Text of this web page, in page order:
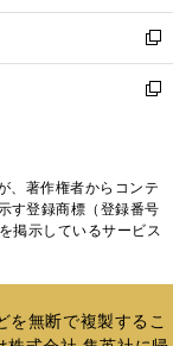
開
く
ウ
で
開
く
ン
ド
ウ
で
ウ
ィ
ン
ド
く
新
し
い
ド
ウ
で
新
ィ
ン
ド
開
、著作権者からコンテ
す登録商標（登録番号
掲示しているサービス
を無断で複製するこ